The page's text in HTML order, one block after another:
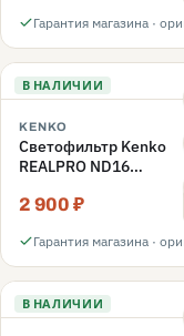
Гарантия магазина ·
В НАЛИЧИИ
KENKO
Светофильтр Kenko
REALPRO ND16
нейтрально-серый
2 900 ₽
Гарантия магазина ·
В НАЛИЧИИ